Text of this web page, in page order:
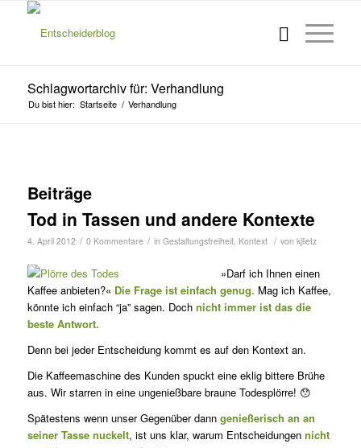
Schlagwortarchiv für: Verhandlung
Du bist hier: Startseite / Verhandlung
Beiträge
Tod in Tassen und andere Kontexte
4. April 2012 / 0 Kommentare / in Gestaltungsfreiheit, Kontext / von kjlietz
»Darf ich Ihnen einen
Kaffee anbieten?« Die Frage ist einfach genug. Mag ich Kaffee,
könnte ich einfach “ja” sagen. Doch nicht immer ist das die
beste Antwort.
Denn bei jeder Entscheidung kommt es auf den Kontext an.
Die Kaffeemaschine des Kunden spuckt eine eklig bittere Brühe
aus. Wir starren in eine ungenießbare braune Todesplörre! 😯
Spätestens wenn unser Gegenüber dann genießerisch an an
seiner Tasse nuckelt, ist uns klar, warum Entscheidungen nicht